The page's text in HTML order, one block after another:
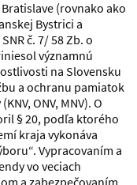
(rovnako ako
Bystrici a
č. 7/ 58 Zb. o
významnú
na Slovensku
a ochranu pamiatok
ONV, MNV). O
§ 20, podľa ktorého
kraja vykonáva
Vypracovaním a
vo veciach
a zabezpečovaním